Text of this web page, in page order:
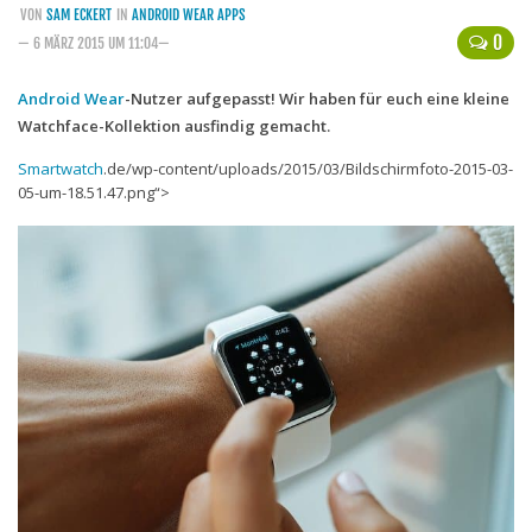
Handytarife
Smartphonetarife
Datentarife
Datentarife
Flatrate-Prepaidtarife
Mobilfunk-Vergleichsrechner
Mobilfunk-Tarifrechner
Flatrate-Datentarife
0
VON SAM ECKERT IN ANDROID WEAR APPS
— 6 MÄRZ 2015 UM 11:04—
Android Wear-Nutzer aufgepasst! Wir haben für euch eine kleine
Watchface-Kollektion ausfindig gemacht.
Smartwatch.de/wp-content/uploads/2015/03/Bildschirmfoto-2015-03-
05-um-18.51.47.png“>